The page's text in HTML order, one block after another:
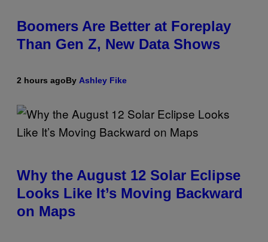
Boomers Are Better at Foreplay
Than Gen Z, New Data Shows
2 hours agoBy Ashley Fike
Why the August 12 Solar Eclipse
Looks Like It’s Moving Backward
on Maps